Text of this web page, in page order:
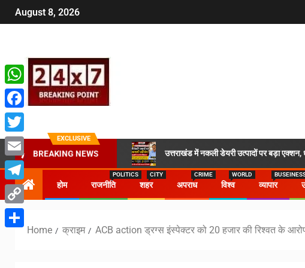
August 8, 2026
EXCLUSIVE
BREAKING NEWS उत्तराखंड में नकली डेयरी उत्पादों पर बड़ा एक्शन,
होम राजनीति
POLITICS
शहर
CITY
अपराध
CRIME
विश्व
WORLD
व्यापार
Home क्राइम ACB action ड्रग्स इंस्पेक्टर को 20 हजार की रिश्वत के आरोप
WhatsApp
Facebook
Twitter
Email
Telegram
Copy
Share